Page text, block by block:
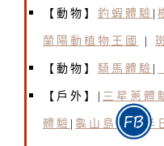
【動物】 釣蝦體驗 |
蘭陽動植物王國 |
【動物】 騎馬體驗 |
【戶外】| 三星蔥體
體驗 | 龜山島登島半